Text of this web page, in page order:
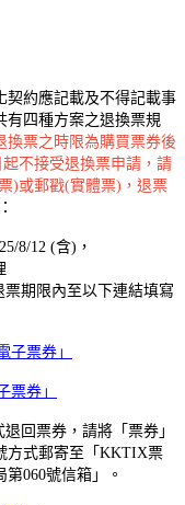
契約應記載及不得記載事
有四種方案之退換票規
換票之時限為購買票券後
不接受退換票申請，請
)或郵戳(實體票)，退票
8/12 (含)，
期限內至以下連結填寫
子票券」
票券」
回票券，請將「票券」
方式郵寄至「KKTIX票
060號信箱」。